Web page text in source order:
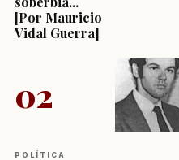
[Por Mauricio
Vidal Guerra]
02
POLÍTICA